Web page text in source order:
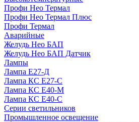
Профи Нео Термал
Профи Нео Термал Плюс
Профи Термал
Аварийные
Желудь Нео БАП
Желудь Нео БАП Датчик
Лампы
Лампа Е27-Д
Лампа КС Е27-С
Лампа КС Е40-М
Лампа КС Е40-С
Серии светильников
Промышленное освещение